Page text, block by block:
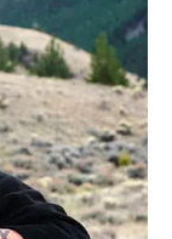
พลังวิเศษที่คิด